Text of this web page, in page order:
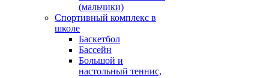
(мальчики)
Спортивный комплекс в
школе
Баскетбол
Бассейн
Большой и
настольный теннис,